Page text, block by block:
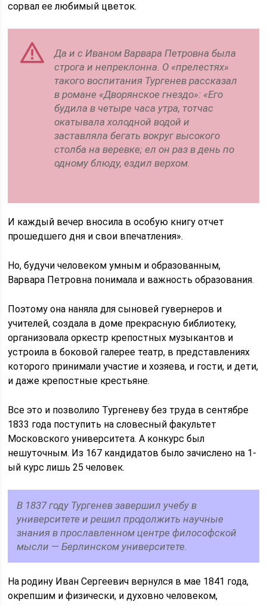
сорвал ее любимый цветок.
Да и с Иваном Варвара Петровна была
строга и непреклонна. О «прелестях»
такого воспитания Тургенев рассказал
в романе «Дворянское гнездо»: «Его
будила в четыре часа утра, тотчас
окатывала холодной водой и
заставляла бегать вокруг высокого
столба на веревке; ел он раз в день по
одному блюду, ездил верхом.
И каждый вечер вносила в особую книгу отчет
прошедшего дня и свои впечатления».
Но, будучи человеком умным и образованным,
Варвара Петровна понимала и важность образования.
Поэтому она наняла для сыновей гувернеров и
учителей, создала в доме прекрасную библиотеку,
организовала оркестр крепостных музыкантов и
устроила в боковой галерее театр, в представлениях
которого принимали участие и хозяева, и гости, и дети,
и даже крепостные крестьяне.
Все это и позволило Тургеневу без труда в сентябре
1833 года поступить на словесный факультет
Московского университета. А конкурс был
нешуточным. Из 167 кандидатов было зачислено на 1-
ый курс лишь 25 человек.
В 1837 году Тургенев завершил учебу в
университете и решил продолжить научные
знания в прославленном центре философской
мысли — Берлинском университете.
На родину Иван Сергеевич вернулся в мае 1841 года,
окрепшим и физически, и духовно человеком,